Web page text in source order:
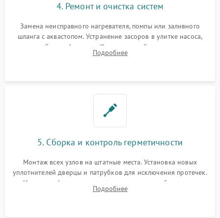
4. Ремонт и очистка систем
Замена неисправного нагревателя, помпы или заливного
шланга с аквастопом. Устранение засоров в улитке насоса,
патрубках и фильтрах. Компонентный ремонт платы
управления, восстановление поврежденной проводки.
Подробнее
5. Сборка и контроль герметичности
Монтаж всех узлов на штатные места. Установка новых
уплотнителей дверцы и патрубков для исключения протечек.
Надежная фиксация хомутов гидравлической системы,
сборка корпуса и установка датчика поплавка.
Подробнее